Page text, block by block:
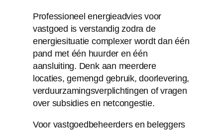
Professioneel energieadvies voor
vastgoed is verstandig zodra de
energiesituatie complexer wordt dan één
pand met één huurder en één
aansluiting. Denk aan meerdere
locaties, gemengd gebruik, doorlevering,
verduurzamingsverplichtingen of vragen
over subsidies en netcongestie.
Voor vastgoedbeheerders en beleggers